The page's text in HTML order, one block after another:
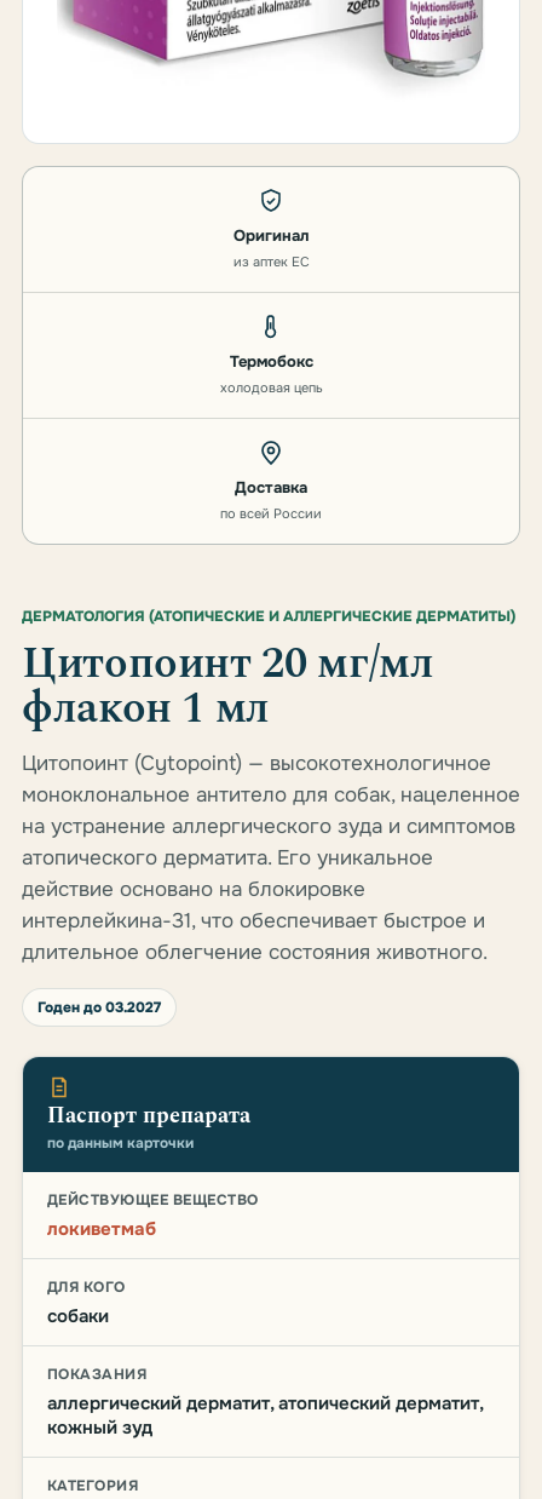
Оригинал
из аптек ЕС
Термобокс
холодовая цепь
Доставка
по всей России
ДЕРМАТОЛОГИЯ (АТОПИЧЕСКИЕ И АЛЛЕРГИЧЕСКИЕ ДЕРМАТИТЫ)
Цитопоинт 20 мг/мл
флакон 1 мл
Цитопоинт (Cytopoint) — высокотехнологичное
моноклональное антитело для собак, нацеленное
на устранение аллергического зуда и симптомов
атопического дерматита. Его уникальное
действие основано на блокировке
интерлейкина-31, что обеспечивает быстрое и
длительное облегчение состояния животного.
Годен до 03.2027
Паспорт препарата
по данным карточки
ДЕЙСТВУЮЩЕЕ ВЕЩЕСТВО
локиветмаб
ДЛЯ КОГО
собаки
ПОКАЗАНИЯ
аллергический дерматит, атопический дерматит,
кожный зуд
КАТЕГОРИЯ